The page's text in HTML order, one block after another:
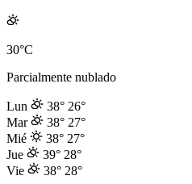
30°C
Parcialmente nublado
Lun 38° 26°
Mar
38° 27°
Mié
38° 27°
Jue
39° 28°
Vie
38° 28°